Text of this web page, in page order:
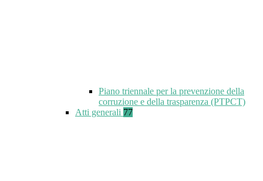
Piano triennale per la prevenzione della
corruzione e della trasparenza (PTPCT)
Atti generali 77